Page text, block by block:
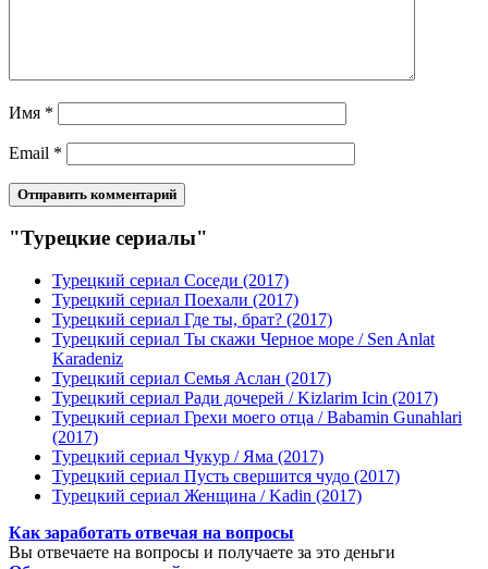
Имя *
Email *
"Турецкие сериалы"
Турецкий сериал Соседи (2017)
Турецкий сериал Поехали (2017)
Турецкий сериал Где ты, брат? (2017)
Турецкий сериал Ты скажи Черное море / Sen Anlat
Karadeniz
Турецкий сериал Семья Аслан (2017)
Турецкий сериал Ради дочерей / Kizlarim Icin (2017)
Турецкий сериал Грехи моего отца / Babamin Gunahlari
(2017)
Турецкий сериал Чукур / Яма (2017)
Турецкий сериал Пусть свершится чудо (2017)
Турецкий сериал Женщина / Kadin (2017)
Как заработать отвечая на вопросы
Вы отвечаете на вопросы и получаете за это деньги